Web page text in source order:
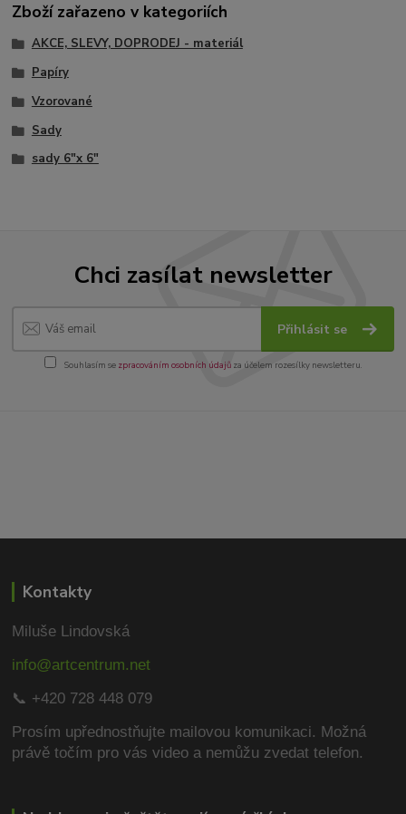
Zboží zařazeno v kategoriích
AKCE, SLEVY, DOPRODEJ - materiál
Papíry
Vzorované
Sady
sady 6"x 6"
Chci zasílat newsletter
Přihlásit se
Souhlasím se zpracováním osobních údajůza účelem rozesílky newsletteru.
Kontakty
Miluše Lindovská
info@artcentrum.net
📞 +420 728 448 079
Prosím upřednostňujte mailovou komunikaci. Možná
právě točím pro vás video a nemůžu zvedat telefon.